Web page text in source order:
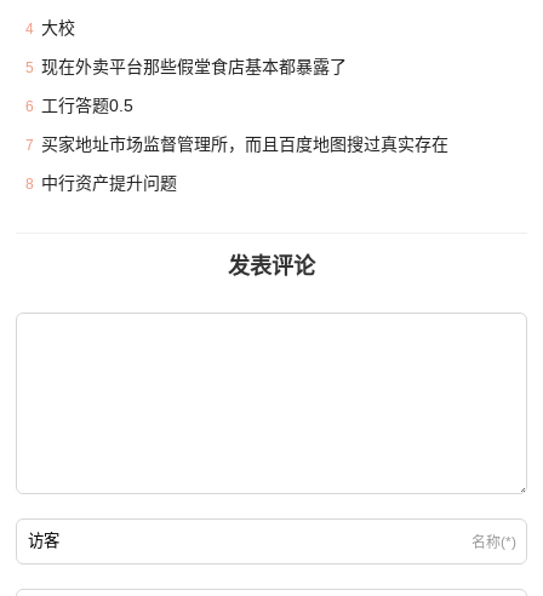
4 大校
5 现在外卖平台那些假堂食店基本都暴露了
6 工行答题0.5
7 买家地址市场监督管理所，而且百度地图搜过真实存在
8 中行资产提升问题
发表评论
名称(*)